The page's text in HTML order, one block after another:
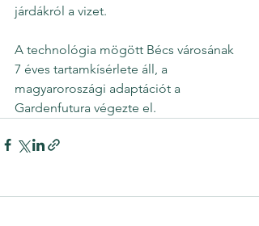
járdákról a vizet.
A technológia mögött Bécs városának
7 éves tartamkísérlete áll, a
magyaroroszági adaptációt a
Gardenfutura végezte el.